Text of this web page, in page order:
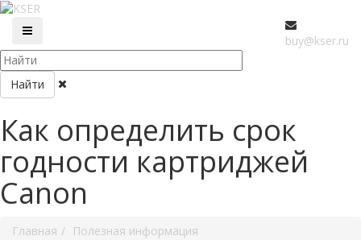
buy@kser.ru
Найти
Как определить срок
годности картриджей
Canon
Главная Полезная информация